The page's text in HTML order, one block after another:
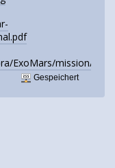
ExoMars/mission/
Gespeichert